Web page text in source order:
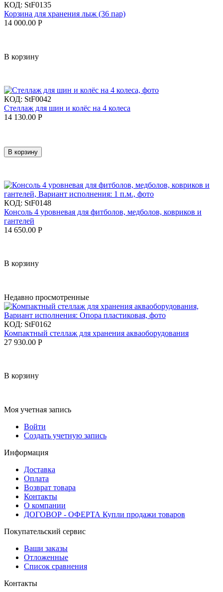
КОД: StF0135
Корзина для хранения лыж (36 пар)
14 000.00 Р
В корзину
КОД: StF0042
Стеллаж для шин и колёс на 4 колеса
14 130.00 Р
В корзину
КОД: StF0148
Консоль 4 уровневая для фитболов, медболов, ковриков и
гантелей
14 650.00 Р
В корзину
Недавно просмотренные
КОД: StF0162
Компактный стеллаж для хранения акваоборудования
27 930.00 Р
В корзину
Моя учетная запись
Войти
Создать учетную запись
Информация
Доставка
Оплата
Возврат товара
Контакты
О компании
ДОГОВОР - ОФЕРТА Купли продажи товаров
Покупательский сервис
Ваши заказы
Отложенные
Список сравнения
Контакты